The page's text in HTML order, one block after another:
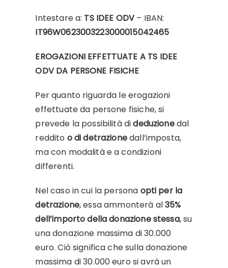
Intestare a: TS IDEE ODV – IBAN:
IT96W0623003223000015042465
EROGAZIONI EFFETTUATE A TS IDEE
ODV DA PERSONE FISICHE
Per quanto riguarda le erogazioni
effettuate da persone fisiche, si
prevede la possibilità dideduzionedal
reddito o di detrazionedall’imposta,
ma con modalità e a condizioni
differenti.
Nel caso in cui la persona opti per la
detrazione, essa ammonterà al35%
dell’importo della donazione stessa, su
una donazione massima di 30.000
euro. Ciò significa che sulla donazione
massima di 30.000 euro si avrà un